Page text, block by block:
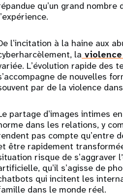
quʼun grand
lʼincitation à la haine aux
la
Lʼévolution rapide des
de nouvelles
par de la violence
partage dʼimages intimes
dans les relations, y
pas compte quʼentre
être rapidement
risque de sʼaggraver
quʼil sʼagisse de
qui incitent les
dans le monde réel.